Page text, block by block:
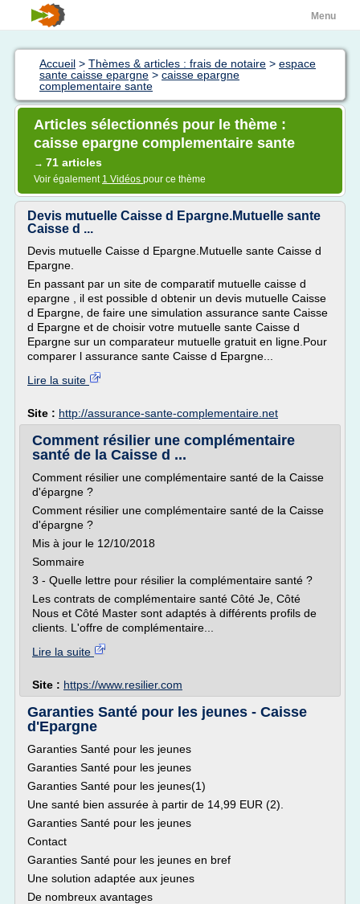
Menu
Accueil > Thèmes & articles : frais de notaire > espace
sante caisse epargne > caisse epargne
complementaire sante
Articles sélectionnés pour le thème :
caisse epargne complementaire sante
→ 71 articles
Voir également 1 Vidéos pour ce thème
Devis mutuelle Caisse d Epargne.Mutuelle sante
Caisse d ...
Devis mutuelle Caisse d Epargne.Mutuelle sante Caisse d
Epargne.
En passant par un site de comparatif mutuelle caisse d
epargne , il est possible d obtenir un devis mutuelle Caisse
d Epargne, de faire une simulation assurance sante Caisse
d Epargne et de choisir votre mutuelle sante Caisse d
Epargne sur un comparateur mutuelle gratuit en ligne.Pour
comparer l assurance sante Caisse d Epargne...
Lire la suite
Site : http://assurance-sante-complementaire.net
Comment résilier une complémentaire
santé de la Caisse d ...
Comment résilier une complémentaire santé de la Caisse
d'épargne ?
Comment résilier une complémentaire santé de la Caisse
d'épargne ?
Mis à jour le 12/10/2018
Sommaire
3 - Quelle lettre pour résilier la complémentaire santé ?
Les contrats de complémentaire santé Côté Je, Côté
Nous et Côté Master sont adaptés à différents profils de
clients. L'offre de complémentaire...
Lire la suite
Site : https://www.resilier.com
Garanties Santé pour les jeunes - Caisse
d'Epargne
Garanties Santé pour les jeunes
Garanties Santé pour les jeunes
Garanties Santé pour les jeunes(1)
Une santé bien assurée à partir de 14,99 EUR (2).
Garanties Santé pour les jeunes
Contact
Garanties Santé pour les jeunes en bref
Une solution adaptée aux jeunes
De nombreux avantages